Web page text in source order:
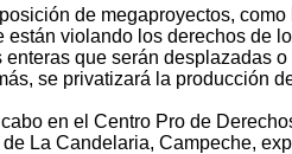
de megaproyectos,
violando los derechos de
que serán desplazadas
se privatizará la producción
en el Centro Pro de
La Candelaria, Campeche,